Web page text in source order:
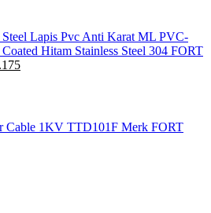
Steel Lapis Pvc Anti Karat ML PVC-
Hitam Stainless Steel 304 FORT
Cable 1KV TTD101F Merk FORT